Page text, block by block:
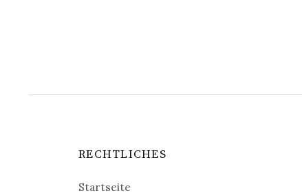
RECHTLICHES
Startseite